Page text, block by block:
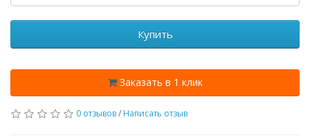
Купить
Заказать в 1 клик
0 отзывов/ Написать отзыв